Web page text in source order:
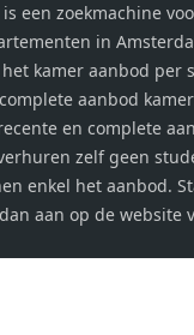
zich
Winkels,
Ben
op
naar
van
een zoekmachine
in
kamer aanbod per
aanbod
en complete
zelf geen
enkel het aanbod.
aan op de website